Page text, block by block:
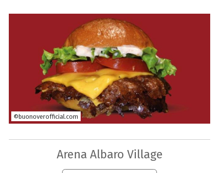
©buonoverofficial.com
Arena Albaro Village